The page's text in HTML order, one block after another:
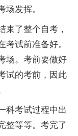
发挥。
了整个自考，
试前准备好。
场。考前要做好
试的考前，因此
考试过程中出
整等等。考完了